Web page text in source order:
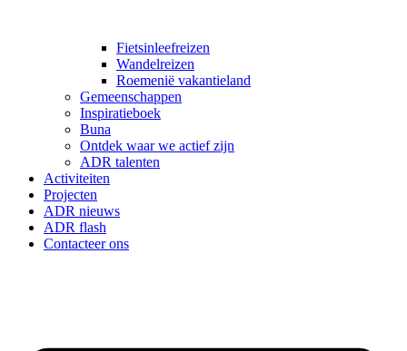
Fietsinleefreizen
Wandelreizen
Roemenië vakantieland
Gemeenschappen
Inspiratieboek
Buna
Ontdek waar we actief zijn
ADR talenten
Activiteiten
Projecten
ADR nieuws
ADR flash
Contacteer ons